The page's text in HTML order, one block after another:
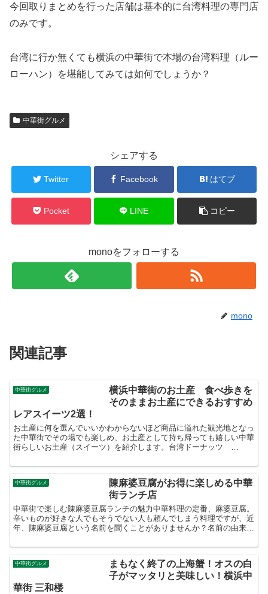
今回取りまとめを行った店舗は基本的に台湾料理の専門店
のみです。
台湾に行か無くても横浜の中華街で本場の台湾料理（ルー
ローハン）を堪能してみては如何でしょうか？
中華街グルメ
シェアする
Twitter Facebook はてブ
Pocket LINE コピー
monoをフォローする
mono
関連記事
中華街グルメ
横浜中華街のお土産 食べ歩きを
そのままお土産にできるおすすめ
レアスイーツ2選！
お土産に何を選んでいいかわからないほど商品に溢れた観光地となっ
た中華街でその場でも楽しめ、お土産として持ち帰っても嬉しい中華
街らしいお土産（スイーツ）を紹介します。台湾ドーナッツ
中華街グルメ
陳麻婆豆腐がお得に楽しめる中華
街ランチ店
中華街で楽しむ陳麻婆豆腐ランチの魅力中華料理の定番、麻婆豆腐。
辛いものが好きな人でもそうでない人も頼んでしまう料理ですが、近
年、陳麻婆豆腐という名前を聞くことがありませんか？名前の由来は
中華街グルメ
まもなく終了の上海蟹！オスの白
子がマッタリと美味しい！横浜中
華街 三和楼